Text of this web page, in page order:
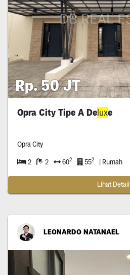
Rp. 50 JT
Opra City Tipe A Deluxe
Opra City
2 2 602 552 | Rumah
Lihat Detail
LEONARDO NATANAEL